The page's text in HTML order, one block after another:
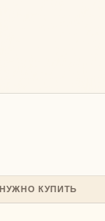
НУЖНО КУПИТЬ